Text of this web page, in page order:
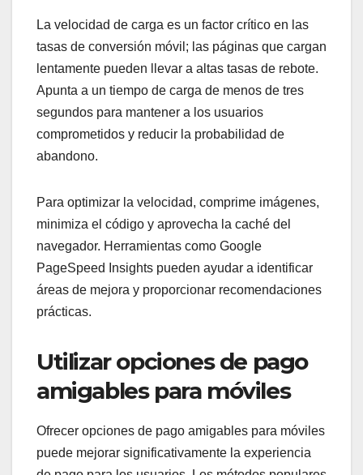
La velocidad de carga es un factor crítico en las
tasas de conversión móvil; las páginas que cargan
lentamente pueden llevar a altas tasas de rebote.
Apunta a un tiempo de carga de menos de tres
segundos para mantener a los usuarios
comprometidos y reducir la probabilidad de
abandono.
Para optimizar la velocidad, comprime imágenes,
minimiza el código y aprovecha la caché del
navegador. Herramientas como Google
PageSpeed Insights pueden ayudar a identificar
áreas de mejora y proporcionar recomendaciones
prácticas.
Utilizar opciones de pago
amigables para móviles
Ofrecer opciones de pago amigables para móviles
puede mejorar significativamente la experiencia